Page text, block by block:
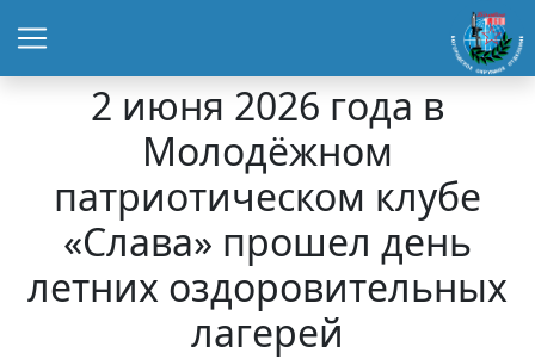
2 июня 2026 года в
Молодёжном
патриотическом клубе
«Слава» прошел день
летних оздоровительных
лагерей